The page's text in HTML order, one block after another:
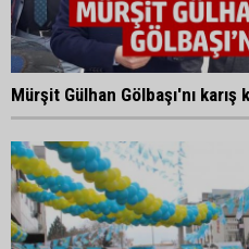
Mürşit Gülhan Gölbaşı'nı karış